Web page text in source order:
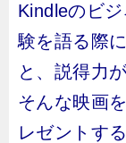
Kindleのビ
験を語る際
と、説得力
そんな映画
レゼントす